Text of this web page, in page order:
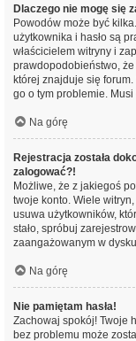
Dlaczego nie mogę się
Powodów może być
użytkownika i hasło są
właścicielem witryny i
prawdopodobieństwo,
której znajduje się
go o tym problemie.
Na górę
Rejestracja została
zalogować?!
Możliwe, że z jakiegoś
twoje konto. Wiele
usuwa użytkowników,
stało, spróbuj
zaangażowanym w
Na górę
Nie pamiętam hasła!
Zachowaj spokój! Twoje
bez problemu może